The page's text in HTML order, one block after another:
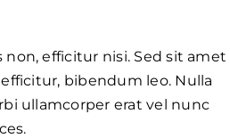
efficitur nisi. Sed sit amet
bibendum leo. Nulla
ullamcorper erat vel nunc